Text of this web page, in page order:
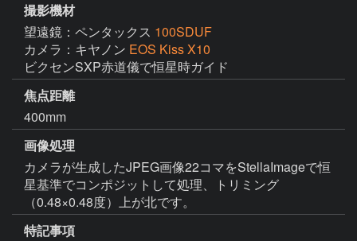
撮影機材
望遠鏡：ペンタックス 100SDUF
カメラ：キヤノン EOS Kiss X10
ビクセンSXP赤道儀で恒星時ガイド
焦点距離
400mm
画像処理
カメラが生成したJPEG画像22コマをStellaImageで恒
星基準でコンポジットして処理、トリミング
（0.48×0.48度）上が北です。
特記事項